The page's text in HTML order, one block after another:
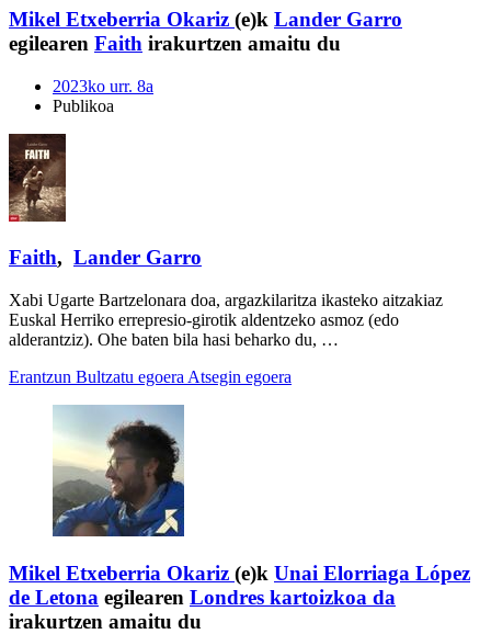
Mikel Etxeberria Okariz (e)k Lander Garro
egilearen Faith irakurtzen amaitu du
2023ko urr. 8a
Publikoa
Faith, Lander Garro
Xabi Ugarte Bartzelonara doa, argazkilaritza ikasteko aitzakiaz
Euskal Herriko errepresio-girotik aldentzeko asmoz (edo
alderantziz). Ohe baten bila hasi beharko du, …
Erantzun Bultzatu egoera Atsegin egoera
Mikel Etxeberria Okariz (e)k Unai Elorriaga López
de Letona egilearen Londres kartoizkoa da
irakurtzen amaitu du